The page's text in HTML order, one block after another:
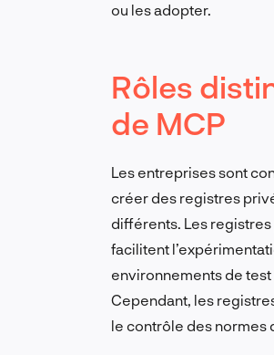
ou les adopter.
Rôles
de MCP
Les entreprises sont
créer des registres
différents. Les registres
facilitent
environnements de test
Cependant, les
le contrôle des normes